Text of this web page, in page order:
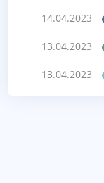
14.04.2023
13.04.2023
13.04.2023